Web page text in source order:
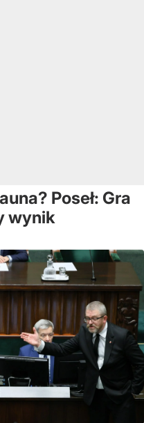
Poseł: Gra
wynik